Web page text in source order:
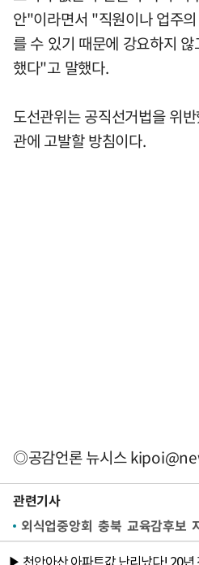
안"이라면서 "직원이나 업주
를 수 있기 때문에 강요하지
했다"고 말했다.
도선관위는 공직선거법을 위
관에 고발할 방침이다.
◎공감언론 뉴시스
관련기사
외식업중앙회 충북 교육감후보